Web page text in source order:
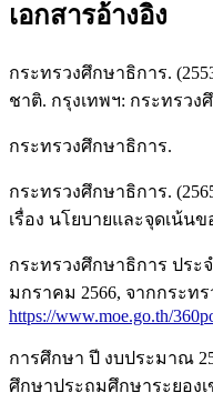
เอกสารอ้างอิง
กระทรวงศึกษาธิการ.
ชาติ. กรุงเทพฯ: กระทรวง
กระทรวงศึกษาธิการ.
กระทรวงศึกษาธิการ.
เรื่อง นโยบายและจุดเน้นข
กระทรวงศึกษาธิการ ประ
มกราคม 2566, จากกระท
https://www.moe.go.th/
การศึกษา ปี งบประมาณ
ศึกษาประถมศึกษาระยองเ